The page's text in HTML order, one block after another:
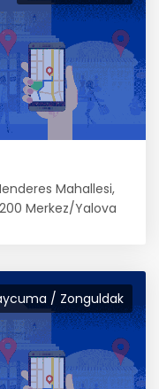
Mahallesi,
Merkez/Yalova
/ Zonguldak